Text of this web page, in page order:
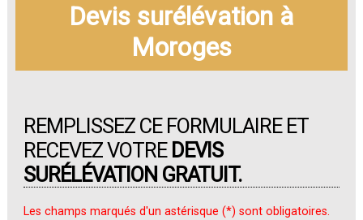
Devis surélévation à
Moroges
REMPLISSEZ CE FORMULAIRE ET
RECEVEZ VOTRE DEVIS
SURÉLÉVATION GRATUIT.
Les champs marqués d'un astérisque (*) sont obligatoires.